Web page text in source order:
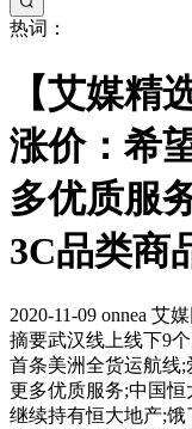
热词：
【艾媒精
涨价：希
多优质服
3C品类商
2020-11-09 onnea 艾媒
摘要武汉线上线下9
首条美洲全货运航线
更多优质服务;中国
继续持有恒大地产;饿